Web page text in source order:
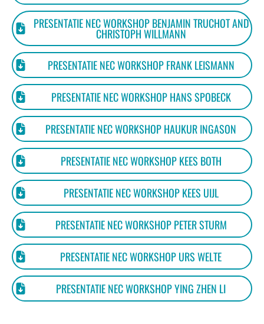
PRESENTATIE NEC WORKSHOP BENJAMIN TRUCHOT AND
CHRISTOPH WILLMANN
PRESENTATIE NEC WORKSHOP FRANK LEISMANN
PRESENTATIE NEC WORKSHOP HANS SPOBECK
PRESENTATIE NEC WORKSHOP HAUKUR INGASON
PRESENTATIE NEC WORKSHOP KEES BOTH
PRESENTATIE NEC WORKSHOP KEES UIJL
PRESENTATIE NEC WORKSHOP PETER STURM
PRESENTATIE NEC WORKSHOP URS WELTE
PRESENTATIE NEC WORKSHOP YING ZHEN LI